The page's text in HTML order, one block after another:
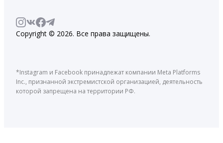
Copyright © 2026. Все права защищены.
*Instagram и Facebook принадлежат компании Meta Platforms
Inc., признанной экстремистской организацией, деятельность
которой запрещена на территории РФ.